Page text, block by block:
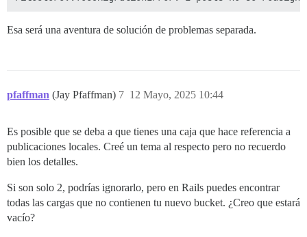
Esa será una aventura de solución de problemas separada.
pfaffman (Jay Pfaffman) 12 Mayo, 2025 10:44
7
Es posible que se deba a que tienes una caja que hace referencia a
publicaciones locales. Creé un tema al respecto pero no recuerdo
bien los detalles.
Si son solo 2, podrías ignorarlo, pero en Rails puedes encontrar
todas las cargas que no contienen tu nuevo bucket. ¿Creo que estará
vacío?